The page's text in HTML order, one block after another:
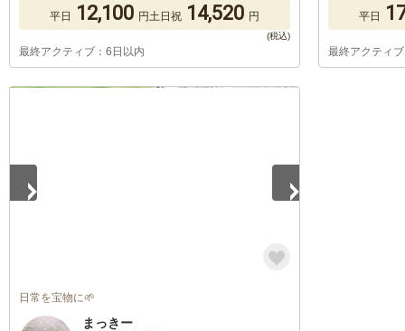
平日 12,100 円土日祝 14,520 円
最終アクティブ：6日以内
平日
最終アクティ
日常を宝物に🌱
まっきー